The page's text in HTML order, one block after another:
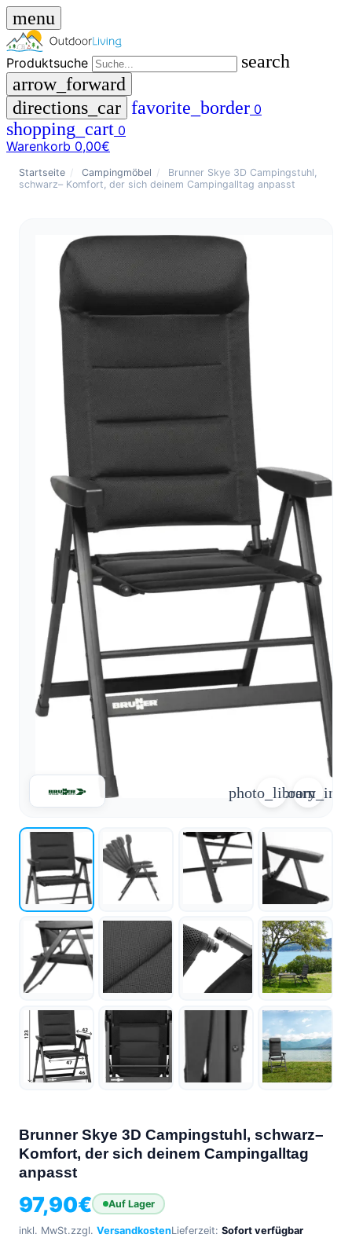
menu
Produktsuche
search
arrow_forward
directions_car favorite_border 0
shopping_cart 0
Warenkorb 0,00€
close
Produktsuche
search
arrow_forward
favorite_border
Wunschliste
shopping_cart
Warenkorb
groups Über
uns
Kontakt
FAQ
car_repair Fahrzeugausbau
articleAlle
Artikel
WhatsApp
Support
phone
4,6
Google
Instagram
Startseite / Campingmöbel /
Brunner Skye 3D Campingstuhl,
schwarz– Komfort, der sich deinem Campingalltag anpasst
zoom_in
photo_library
Brunner Skye 3D Campingstuhl, schwarz–
Komfort, der sich deinem Campingalltag
anpasst
97,90€ Auf Lager
inkl. MwSt. zzgl. VersandkostenLieferzeit: Sofort verfügbar